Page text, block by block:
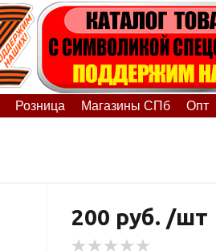
Розница Магазины СПб Опт
200 руб. /шт